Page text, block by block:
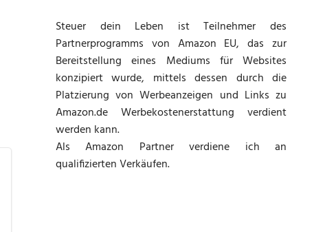
Steuer dein Leben ist Teilnehmer des
Partnerprogramms von Amazon EU, das zur
Bereitstellung eines Mediums für Websites
konzipiert wurde, mittels dessen durch die
Platzierung von Werbeanzeigen und Links zu
Amazon.de Werbekostenerstattung verdient
werden kann.
Als Amazon Partner verdiene ich an
qualifizierten Verkäufen.